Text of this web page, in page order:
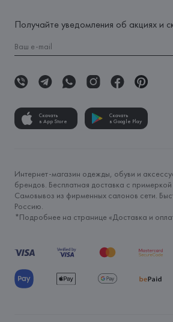
Получайте уведомления об акциях и
Скачать
в App Store
Скачать
в Google Play
Интернет-магазин одежды, обуви и
брендов. Бесплатная доставка с
Самовывоз из фирменных салонов сети.
Россию.
*Подробнее на странице «Доставка и